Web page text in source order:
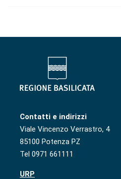
Contatti e indirizzi
Viale Vincenzo Verrastro, 4
85100 Potenza PZ
Tel 0971 661111
URP